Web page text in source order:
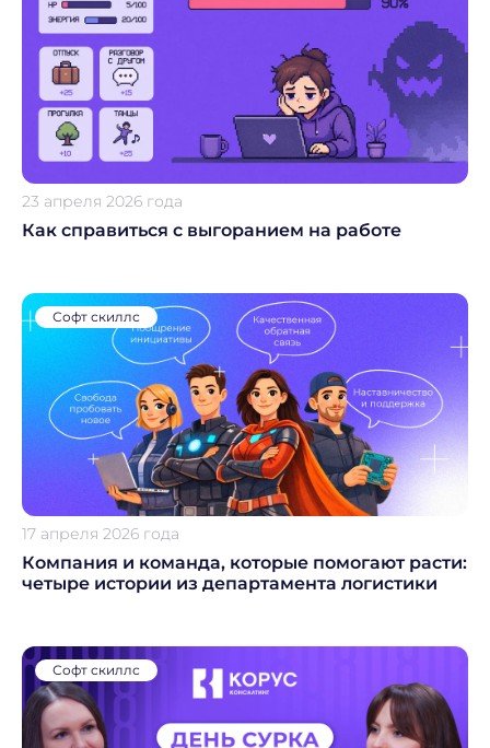
23 апреля 2026 года
Как справиться с выгоранием на работе
Софт скиллс
17 апреля 2026 года
Компания и команда, которые помогают расти:
четыре истории из департамента логистики
Софт скиллс